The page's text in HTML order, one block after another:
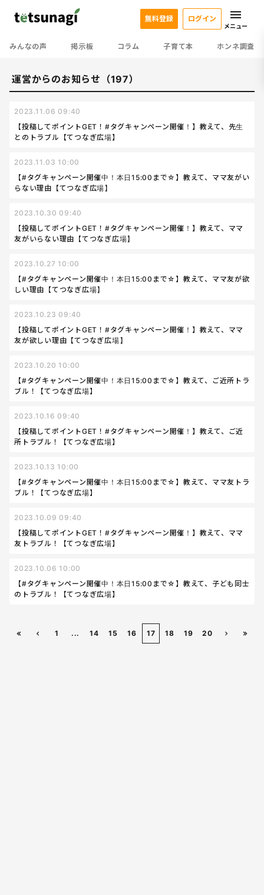
みんなの声 掲示板 コラム 子育て本 ホンネ調査
無料登録 ログイン
メニュー
運営からのお知らせ（197）
2023.11.06 09:40
【投稿してポイントGET！#タグキャンペーン開催！】教えて、先生
とのトラブル【てつなぎ広場】
2023.11.03 10:00
【#タグキャンペーン開催中！本日15:00まで☆】教えて、ママ友がい
らない理由【てつなぎ広場】
2023.10.30 09:40
【投稿してポイントGET！#タグキャンペーン開催！】教えて、ママ
友がいらない理由【てつなぎ広場】
2023.10.27 10:00
【#タグキャンペーン開催中！本日15:00まで☆】教えて、ママ友が欲
しい理由【てつなぎ広場】
2023.10.23 09:40
【投稿してポイントGET！#タグキャンペーン開催！】教えて、ママ
友が欲しい理由【てつなぎ広場】
2023.10.20 10:00
【#タグキャンペーン開催中！本日15:00まで☆】教えて、ご近所トラ
ブル！【てつなぎ広場】
2023.10.16 09:40
【投稿してポイントGET！#タグキャンペーン開催！】教えて、ご近
所トラブル！【てつなぎ広場】
2023.10.13 10:00
【#タグキャンペーン開催中！本日15:00まで☆】教えて、ママ友トラ
ブル！【てつなぎ広場】
2023.10.09 09:40
【投稿してポイントGET！#タグキャンペーン開催！】教えて、ママ
友トラブル！【てつなぎ広場】
2023.10.06 10:00
【#タグキャンペーン開催中！本日15:00まで☆】教えて、子ども同士
のトラブル！【てつなぎ広場】
1 ... 14 15 16 17 18 19 20